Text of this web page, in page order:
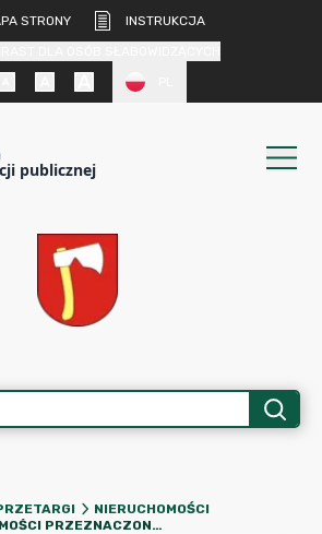
STRONY
INSTRUKCJA
publicznej
NIERUCHOMOŚCI
WYKAZ NIERUCHOMOŚCI PRZEZNACZONYCH DO SPRZEDAŻY (DZ. 5/1 KRAJENKA OBR. 85, DZ. 465/1 SKÓRKA OBR. 77)